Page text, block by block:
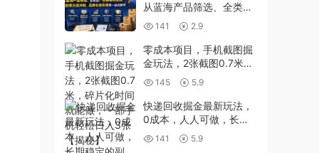
从蓝海产品筛选、全类型
广告精细化投放，到四季
大促冲刺、品牌长线布局
等一站式教学(更新7月)
141 2.9
零成本项目，手机截图掘
金玩法，2张截图0.7米，
碎片化时间就能做，一部
手机轻松日入3张【揭
秘】
145 5.9
快递回收掘金最新玩法，
0成本，人人可做，长期
稳定的副业，轻松日入
1k+【揭秘】
141 5.9